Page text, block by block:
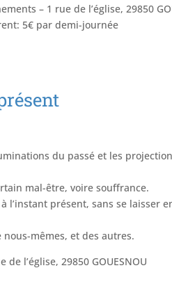
– 1 rue de l’église, 29850
5€ par demi-journée
du passé et les
mal-être, voire souffrance.
l’instant présent, sans se laisser
mêmes, et des autres.
l’église, 29850 GOUESNOU